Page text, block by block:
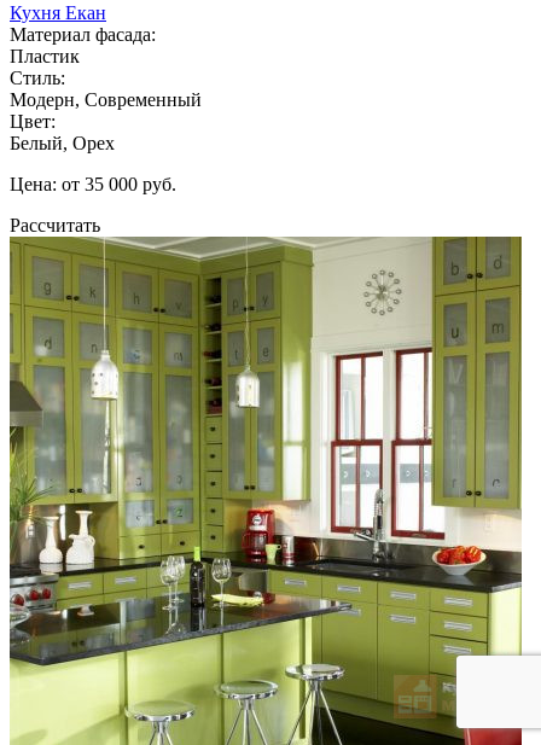
Кухня Екан
Материал фасада:
Пластик
Стиль:
Модерн, Современный
Цвет:
Белый, Орех
Цена: от 35 000 руб.
Рассчитать